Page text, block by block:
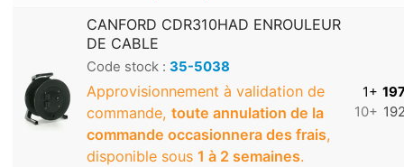
CANFORD CDR310HAD ENROULEUR
DE CABLE
Code stock : 35-5038
Approvisionnement à validation de
commande, toute annulation de la
commande occasionnera des frais,
disponible sous 1 à 2 semaines.
1+
10+